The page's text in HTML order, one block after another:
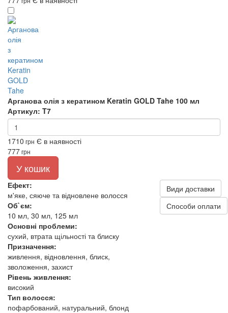
Арганова олія з кератином Keratin GOLD Tahe 100 мл
Артикул: T7
1710 грн Є в наявності
777грн
У кошик
Ефект:
м'яке, сяюче та відновлене волосся
Об`єм:
10 мл, 30 мл, 125 мл
Основні проблеми:
сухий, втрата щільності та блиску
Призначення:
живлення, відновлення, блиск,
зволоження, захист
Рівень живлення:
високий
Тип волосся:
пофарбований, натуральний, блонд
Види доставки
Способи оплати